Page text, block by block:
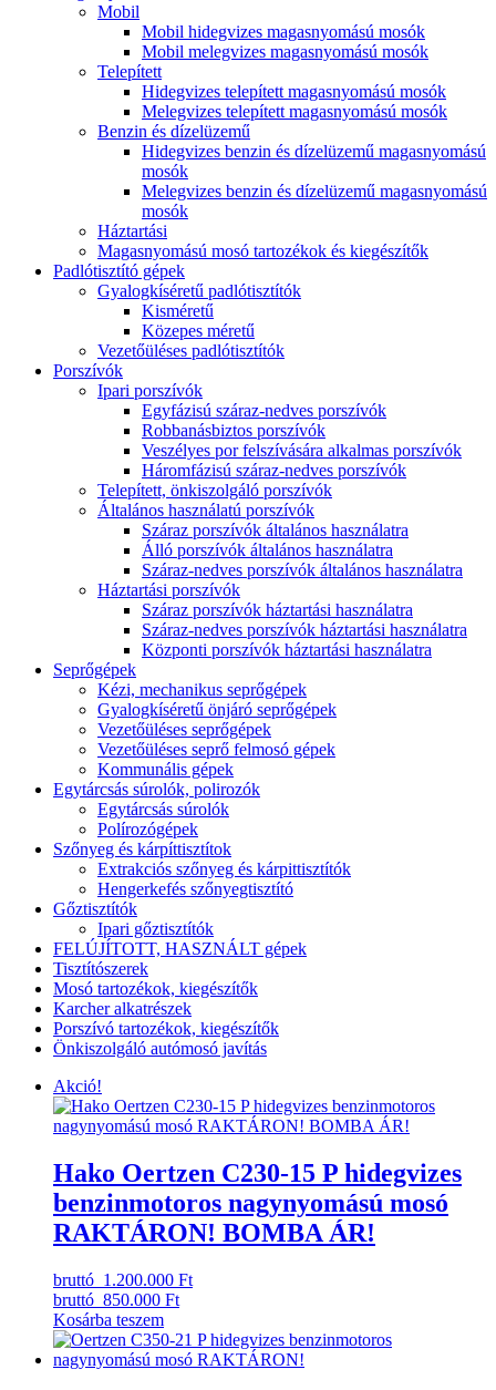
Mobil
Mobil hidegvizes magasnyomású mosók
Mobil melegvizes magasnyomású mosók
Telepített
Hidegvizes telepített magasnyomású mosók
Melegvizes telepített magasnyomású mosók
Benzin és dízelüzemű
Hidegvizes benzin és dízelüzemű magasnyomású
mosók
Melegvizes benzin és dízelüzemű magasnyomású
mosók
Háztartási
Magasnyomású mosó tartozékok és kiegészítők
Padlótisztító gépek
Gyalogkíséretű padlótisztítók
Kisméretű
Közepes méretű
Vezetőüléses padlótisztítók
Porszívók
Ipari porszívók
Egyfázisú száraz-nedves porszívók
Robbanásbiztos porszívók
Veszélyes por felszívására alkalmas porszívók
Háromfázisú száraz-nedves porszívók
Telepített, önkiszolgáló porszívók
Általános használatú porszívók
Száraz porszívók általános használatra
Álló porszívók általános használatra
Száraz-nedves porszívók általános használatra
Háztartási porszívók
Száraz porszívók háztartási használatra
Száraz-nedves porszívók háztartási használatra
Központi porszívók háztartási használatra
Seprőgépek
Kézi, mechanikus seprőgépek
Gyalogkíséretű önjáró seprőgépek
Vezetőüléses seprőgépek
Vezetőüléses seprő felmosó gépek
Kommunális gépek
Egytárcsás súrolók, polirozók
Egytárcsás súrolók
Polírozógépek
Szőnyeg és kárpíttisztítok
Extrakciós szőnyeg és kárpittisztítók
Hengerkefés szőnyegtisztító
Gőztisztítók
Ipari gőztisztítók
FELÚJÍTOTT, HASZNÁLT gépek
Tisztítószerek
Mosó tartozékok, kiegészítők
Karcher alkatrészek
Porszívó tartozékok, kiegészítők
Önkiszolgáló autómosó javítás
Akció!
Hako Oertzen C230-15 P hidegvizes
benzinmotoros nagynyomású mosó
RAKTÁRON! BOMBA ÁR!
bruttó 1.200.000 Ft
bruttó 850.000 Ft
Kosárba teszem